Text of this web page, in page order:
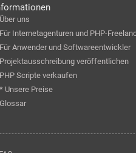
Über uns
Für Internetagenturen und PHP-
Für Anwender und Softwareentwickler
Projektausschreibung veröffentlichen
PHP Scripte verkaufen
* Unsere Preise
Glossar